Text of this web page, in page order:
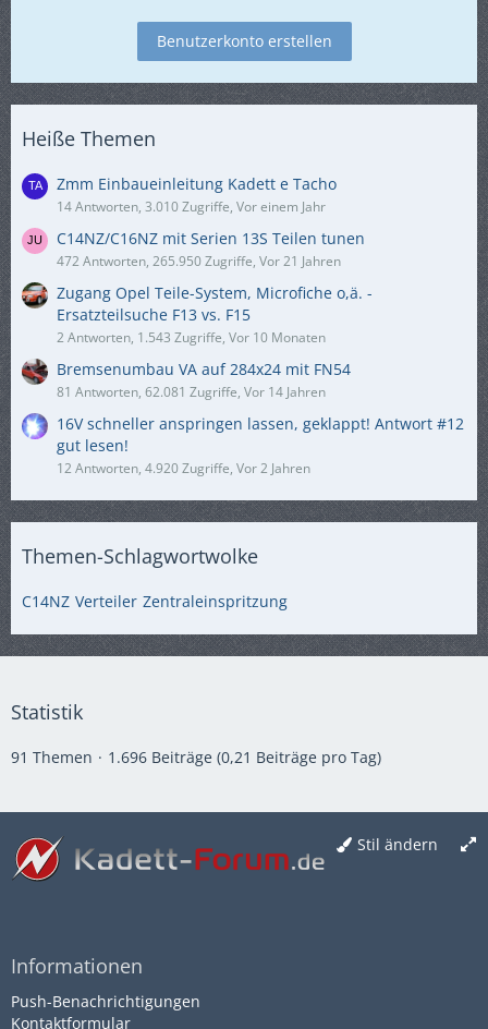
Benutzerkonto erstellen
Heiße Themen
Zmm Einbaueinleitung Kadett e Tacho
14 Antworten, 3.010 Zugriffe, Vor einem Jahr
C14NZ/C16NZ mit Serien 13S Teilen tunen
472 Antworten, 265.950 Zugriffe, Vor 21 Jahren
Zugang Opel Teile-System, Microfiche o,ä. -
Ersatzteilsuche F13 vs. F15
2 Antworten, 1.543 Zugriffe, Vor 10 Monaten
Bremsenumbau VA auf 284x24 mit FN54
81 Antworten, 62.081 Zugriffe, Vor 14 Jahren
16V schneller anspringen lassen, geklappt! Antwort #12
gut lesen!
12 Antworten, 4.920 Zugriffe, Vor 2 Jahren
Themen-Schlagwortwolke
C14NZ Verteiler Zentraleinspritzung
Statistik
91 Themen 1.696 Beiträge (0,21 Beiträge pro Tag)
Stil ändern
Informationen
Push-Benachrichtigungen
Kontaktformular